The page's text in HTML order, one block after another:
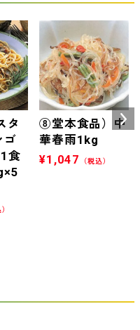
タ
ゴ
食
⑧堂本食品）中
華春雨1kg
¥1,047 （税込）